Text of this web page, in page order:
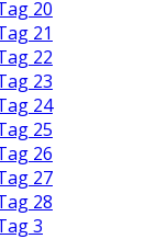
20
21
22
23
24
25
26
27
28
3